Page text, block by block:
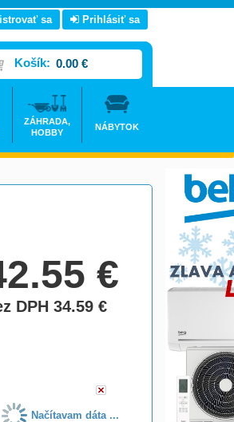
€
DPH 34.59€
Načítavam dáta ...
sa Prihlásiť sa
Košík: 0.00 €
ZÁHRADA,
HOBBY
NÁBYTOK